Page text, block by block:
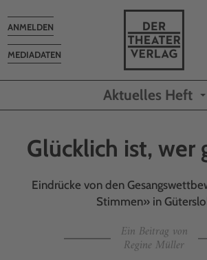
MEDIADATEN
Toggle
navigation
ANMELDEN
Aktuelles Heft
Glücklich ist, wer
Eindrücke von den
Stimmen» in
Ein Beitrag von
Regine Müller